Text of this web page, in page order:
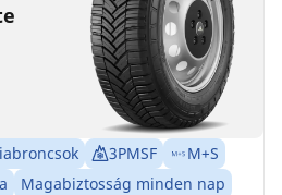
3PMSF
M+S
Magabiztosság minden nap